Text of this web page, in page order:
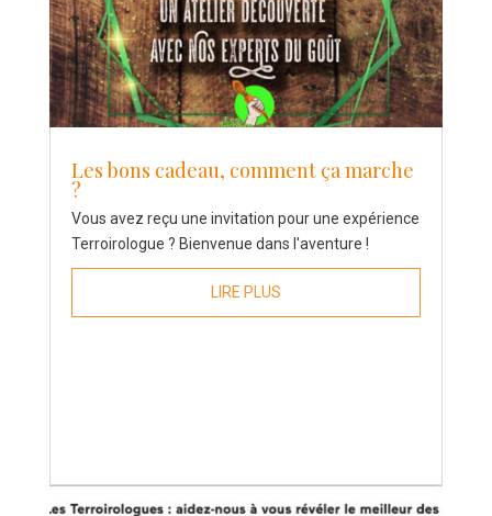
Les bons cadeau, comment ça marche
?
Vous avez reçu une invitation pour une expérience
Terroirologue ? Bienvenue dans l'aventure !
LIRE PLUS